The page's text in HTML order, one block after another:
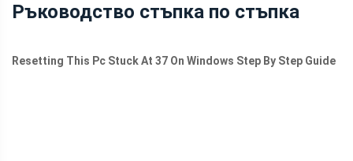
Ръководство стъпка по стъпка
Resetting This Pc Stuck At 37 On Windows Step By Step Guide